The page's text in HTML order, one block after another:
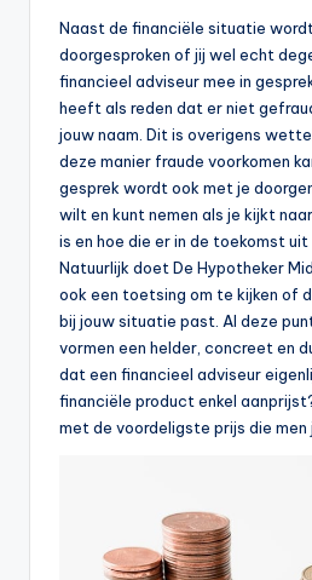
Naast de financiële situatie
doorgesproken of jij wel echt
financieel adviseur mee in
heeft als reden dat er niet
jouw naam. Dit is overigens
deze manier fraude voorkomen
gesprek wordt ook met je
wilt en kunt nemen als je kijkt
is en hoe die er in de toekomst uit
Natuurlijk doet De Hypotheker
ook een toetsing om te kijken of
bij jouw situatie past. Al deze
vormen een helder, concreet en
dat een financieel adviseur
financiële product enkel
met de voordeligste prijs die men